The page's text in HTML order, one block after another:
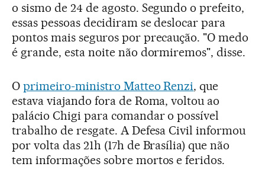
o sismo de 24 de agosto. Segundo o prefeito,
essas pessoas decidiram se deslocar para
pontos mais seguros por precaução. "O medo
é grande, esta noite não dormiremos", disse.
O primeiro-ministro Matteo Renzi, que
estava viajando fora de Roma, voltou ao
palácio Chigi para comandar o possível
trabalho de resgate. A Defesa Civil informou
por volta das 21h (17h de Brasília) que não
tem informações sobre mortos e feridos.